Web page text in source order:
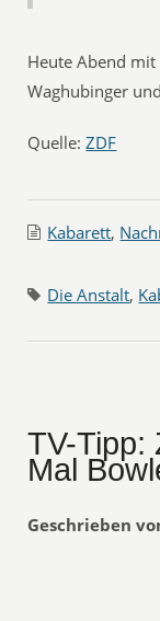
Heute Abend mit
Waghubinger
Quelle:ZDF
Kabarett,
Die Anstalt,
TV-Tipp:
Mal
Geschrieben